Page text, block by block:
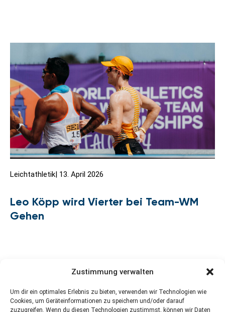
Zustimmung verwalten
Um dir ein optimales Erlebnis zu bieten, verwenden wir Technologien wie
Cookies, um Geräteinformationen zu speichern und/oder darauf
zuzugreifen. Wenn du diesen Technologien zustimmst, können wir Daten
Leichtathletik| 13. April 2026
Leo Köpp wird Vierter bei Team-WM
Gehen